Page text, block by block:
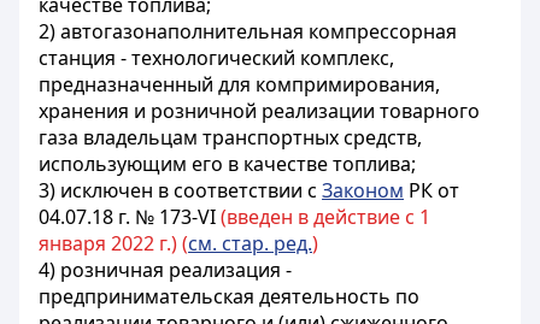
2) автогазонаполнительная компрессорная
станция - технологический комплекс,
предназначенный для компримирования,
хранения и розничной реализации товарного
газа владельцам транспортных средств,
использующим его в качестве топлива;
3) исключен в соответствии с Законом РК от
04.07.18 г. № 173-VI(введен в действие с 1
января 2022 г.) (см. стар. ред.)
4) розничная реализация -
предпринимательская деятельность по